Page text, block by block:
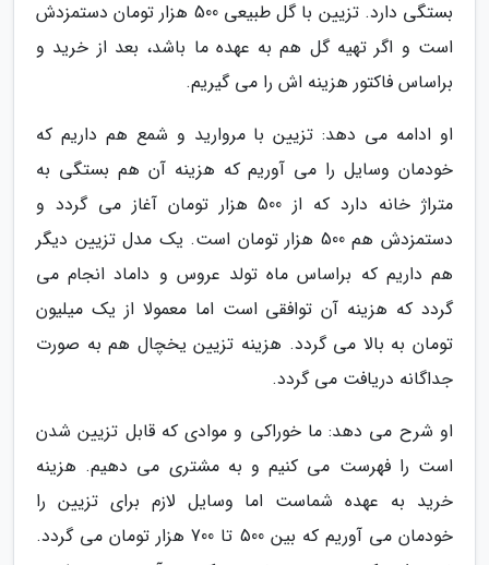
بستگی دارد. تزیین با گل طبیعی 500 هزار تومان دستمزدش
است و اگر تهیه گل هم به عهده ما باشد، بعد از خرید و
براساس فاکتور هزینه اش را می گیریم.
او ادامه می دهد: تزیین با مروارید و شمع هم داریم که
خودمان وسایل را می آوریم که هزینه آن هم بستگی به
متراژ خانه دارد که از 500 هزار تومان آغاز می گردد و
دستمزدش هم 500 هزار تومان است. یک مدل تزیین دیگر
هم داریم که براساس ماه تولد عروس و داماد انجام می
گردد که هزینه آن توافقی است اما معمولا از یک میلیون
تومان به بالا می گردد. هزینه تزیین یخچال هم به صورت
جداگانه دریافت می گردد.
او شرح می دهد: ما خوراکی و موادی که قابل تزیین شدن
است را فهرست می کنیم و به مشتری می دهیم. هزینه
خرید به عهده شماست اما وسایل لازم برای تزیین را
خودمان می آوریم که بین 500 تا 700 هزار تومان می گردد.